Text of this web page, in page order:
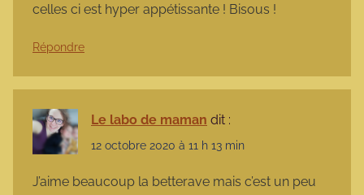
celles ci est hyper appétissante ! Bisous !
Répondre
Le labo de maman dit :
12 octobre 2020 à 11 h 13 min
J’aime beaucoup la betterave mais c’est un peu